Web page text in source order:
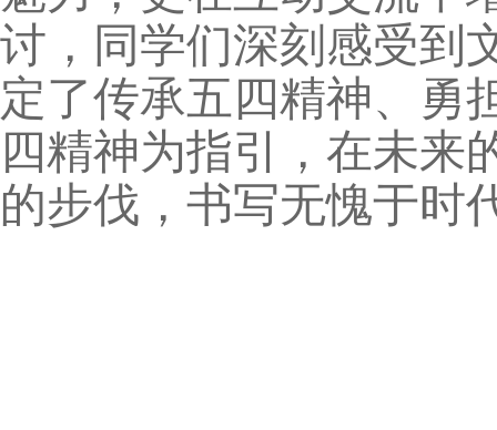
讨，同学们深刻感受到
定了传承五四精神、勇
四精神为指引，在未来
的步伐，书写无愧于时